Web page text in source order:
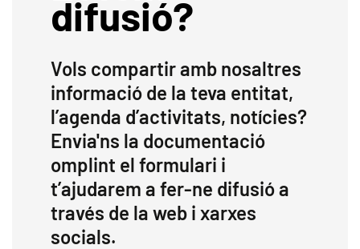
difusió?
Vols compartir amb nosaltres
informació de la teva entitat,
l’agenda d’activitats, notícies?
Envia'ns la documentació
omplint el formulari i
t’ajudarem a fer-ne difusió a
través de la web i xarxes
socials.